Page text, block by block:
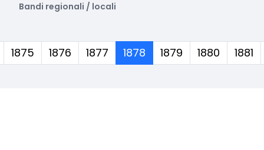
Bandi regionali / locali
1875 1876 1877 1878 (corrente)
1879 1880 1881